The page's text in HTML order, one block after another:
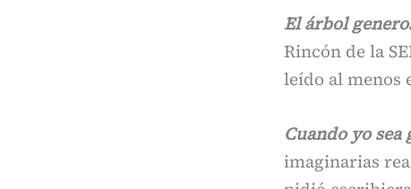
El árbol
Rincón de la
leído al menos
Cuando yo sea
imaginarias